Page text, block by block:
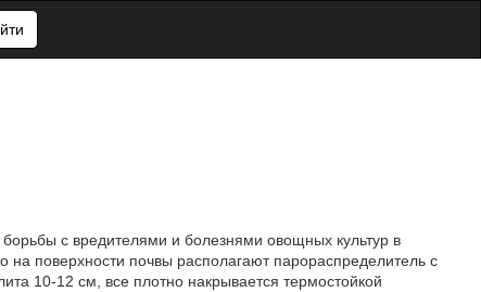
с вредителями и болезнями овощных культур в
поверхности почвы располагают парораспределитель с
10-12 см, все плотно накрывается термостойкой